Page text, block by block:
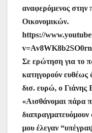
αναφερόμενος στην
Οικονομικών.
https://
v=Av8WK8b2SO0rn
Σε ερώτηση για το
κατηγορούν ευθέως
δισ. ευρώ, ο
«Αισθάνομαι πάρα
μου έλεγαν